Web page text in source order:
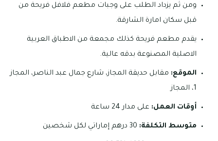
ومن ثم يزداد الطلب على وجبات مطعم فلافل فريحة من
قبل سكان امارة الشارقة.
يقدم مطعم فريحة كذلك مجمعة من الاطباق العربية
الاصلية المصنوعة بدقه عالية.
الموقع: مقابل حديقة المجاز، شارع جمال عبد الناصر، المجاز
1، المجاز
أوقات العمل: على مدار 24 ساعة
متوسط التكلفة: 30 درهم إماراتي لكل شخصين